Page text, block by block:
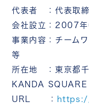
代表者 ：代表取
会社設立：2007
事業内容：チーム
等
所在地 ：東京都
KANDA
URL ：